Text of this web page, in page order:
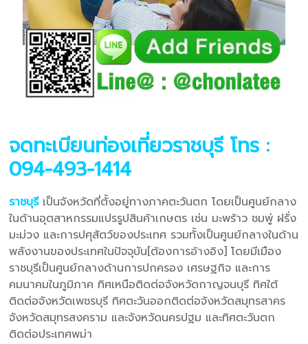
จดทะเบียนท่องเที่ยวราชบุรีโทร :
094-493-1414
ราชบุรีเป็นจังหวัดที่ตั้งอยู่ทางภาคตะวันตก โดยเป็นศูนย์กลาง
ในด้านอุตสาหกรรมแปรรูปสินค้าเกษตร เช่น มะพร้าว ชมพู่ ฝรั่ง
มะม่วง และการปศุสัตว์ของประเทศ รวมทั้งเป็นศูนย์กลางในด้าน
พลังงานของประเทศในปัจจุบัน[ต้องการอ้างอิง] โดยมีเมือง
ราชบุรีเป็นศูนย์กลางด้านการปกครอง เศรษฐกิจ และการ
คมนาคมในภูมิภาค ทิศเหนือติดต่อจังหวัดกาญจนบุรี ทิศใต้
ติดต่อจังหวัดเพชรบุรี ทิศตะวันออกติดต่อจังหวัดสมุทรสาคร
จังหวัดสมุทรสงคราม และจังหวัดนครปฐม และทิศตะวันตก
ติดต่อประเทศพม่า